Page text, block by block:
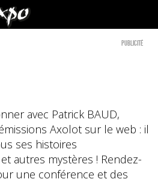
Publicité
avec Patrick BAUD,
Axolot sur le web : il
ses histoires
autres mystères ! Rendez-
une conférence et des